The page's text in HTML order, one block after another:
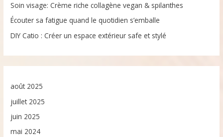
Soin visage: Crème riche collagène vegan & spilanthes
Écouter sa fatigue quand le quotidien s’emballe
DIY Catio : Créer un espace extérieur safe et stylé
août 2025
juillet 2025
juin 2025
mai 2024